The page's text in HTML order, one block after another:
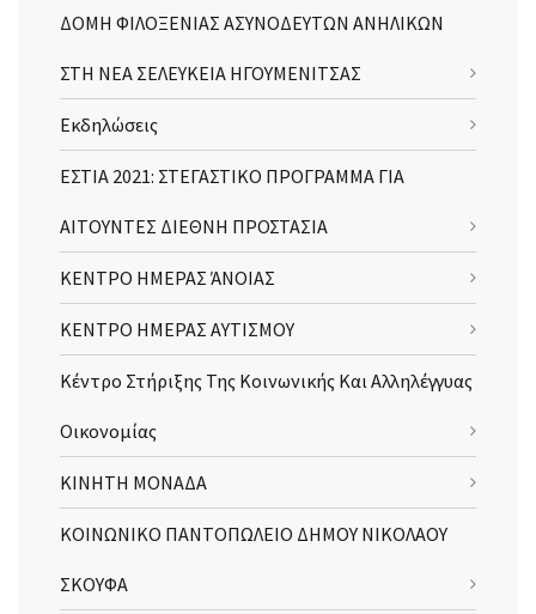
ΔΟΜΗ ΦΙΛΟΞΕΝΙΑΣ ΑΣΥΝΟΔΕΥΤΩΝ ΑΝΗΛΙΚΩΝ
ΣΤΗ ΝΕΑ ΣΕΛΕΥΚΕΙΑ ΗΓΟΥΜΕΝΙΤΣΑΣ
Εκδηλώσεις
ΕΣΤΙΑ 2021: ΣΤΕΓΑΣΤΙΚΟ ΠΡΟΓΡΑΜΜΑ ΓΙΑ
ΑΙΤΟΥΝΤΕΣ ΔΙΕΘΝΗ ΠΡΟΣΤΑΣΙΑ
ΚΕΝΤΡΟ ΗΜΕΡΑΣ ΆΝΟΙΑΣ
ΚΕΝΤΡΟ ΗΜΕΡΑΣ ΑΥΤΙΣΜΟΥ
Κέντρο Στήριξης Της Κοινωνικής Και Αλληλέγγυας
Οικονομίας
ΚΙΝΗΤΗ ΜΟΝΑΔΑ
ΚΟΙΝΩΝΙΚΟ ΠΑΝΤΟΠΩΛΕΙΟ ΔΗΜΟΥ ΝΙΚΟΛΑΟΥ
ΣΚΟΥΦΑ